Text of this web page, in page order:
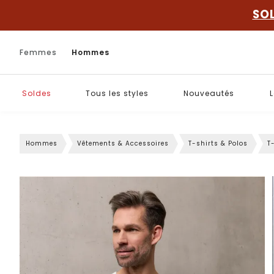
Femmes Hommes
Soldes Tous les styles Nouveautés
Hommes Vêtements & Accessoires T-shirts & Polos